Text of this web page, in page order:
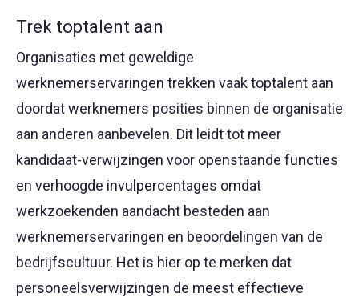
Trek toptalent aan
Organisaties met geweldige
werknemerservaringen trekken vaak toptalent aan
doordat werknemers posities binnen de organisatie
aan anderen aanbevelen. Dit leidt tot meer
kandidaat-verwijzingen voor openstaande functies
en verhoogde invulpercentages omdat
werkzoekenden aandacht besteden aan
werknemerservaringen en beoordelingen van de
bedrijfscultuur. Het is hier op te merken dat
personeelsverwijzingen de meest effectieve